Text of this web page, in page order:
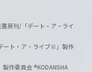
房刊/「デート・ア・ライ
ート・ア・ライブⅢ」製作
作委員会 ®KODANSHA